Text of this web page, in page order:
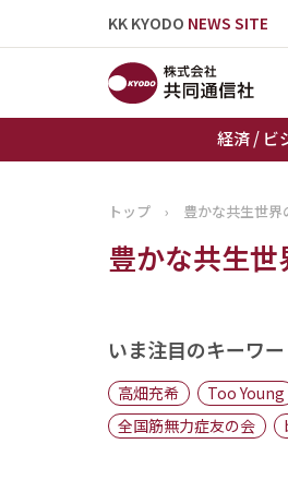
KK KYODO NEWS SITE
経済 / ビ
トップペ
お知らせ
トップ › 豊かな共生世界
豊かな共生
いま注目のキーワ
高畑充希 Too Young
全国筋無力症友の会